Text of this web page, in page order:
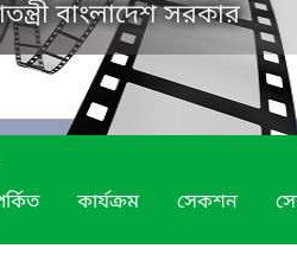
বাংলাদেশ সরকার
কার্যক্রম সেকশন